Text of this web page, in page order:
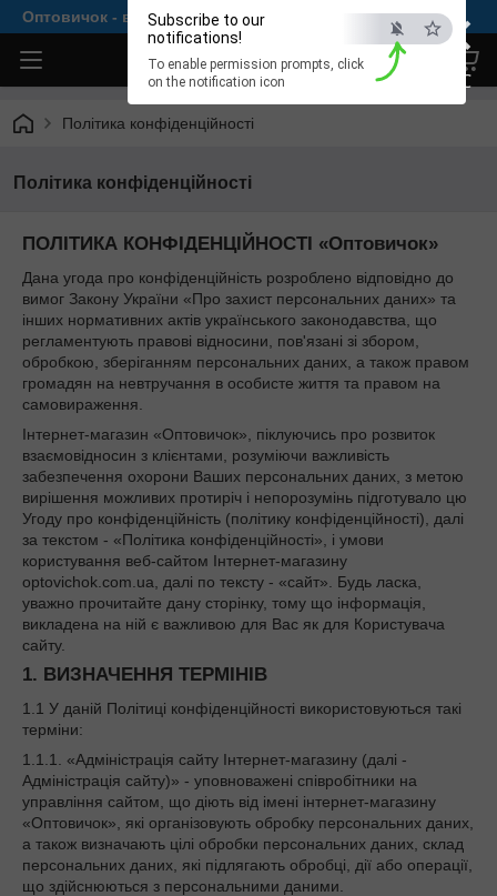
×
ESC
Subscribe to our
notifications!
To enable permission prompts, click
on the notification icon
Оптовичок - все для комфортної рибалки
Політика конфіденційності
Політика конфіденційності
ПОЛІТИКА КОНФІДЕНЦІЙНОСТІ «Оптовичок»
Дана угода про конфіденційність розроблено відповідно до
вимог Закону України «Про захист персональних даних» та
інших нормативних актів українського законодавства, що
регламентують правові відносини, пов'язані зі збором,
обробкою, зберіганням персональних даних, а також правом
громадян на невтручання в особисте життя та правом на
самовираження.
Інтернет-магазин «Оптовичок», піклуючись про розвиток
взаємовідносин з клієнтами, розуміючи важливість
забезпечення охорони Ваших персональних даних, з метою
вирішення можливих протиріч і непорозумінь підготувало цю
Угоду про конфіденційність (політику конфіденційності), далі
за текстом - «Політика конфіденційності», і умови
користування веб-сайтом Інтернет-магазину
optovichok.com.ua, далі по тексту - «сайт». Будь ласка,
уважно прочитайте дану сторінку, тому що інформація,
викладена на ній є важливою для Вас як для Користувача
сайту.
1. ВИЗНАЧЕННЯ ТЕРМІНІВ
1.1 У даній Політиці конфіденційності використовуються такі
терміни:
1.1.1. «Адміністрація сайту Інтернет-магазину (далі -
Адміністрація сайту)» - уповноважені співробітники на
управління сайтом, що діють від імені інтернет-магазину
«Оптовичок», які організовують обробку персональних даних,
а також визначають цілі обробки персональних даних, склад
персональних даних, які підлягають обробці, дії або операції,
що здійснюються з персональними даними.